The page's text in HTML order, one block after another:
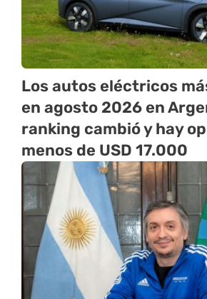
Los autos eléctricos
en agosto 2026 en
ranking cambió y hay
menos de USD 17.000